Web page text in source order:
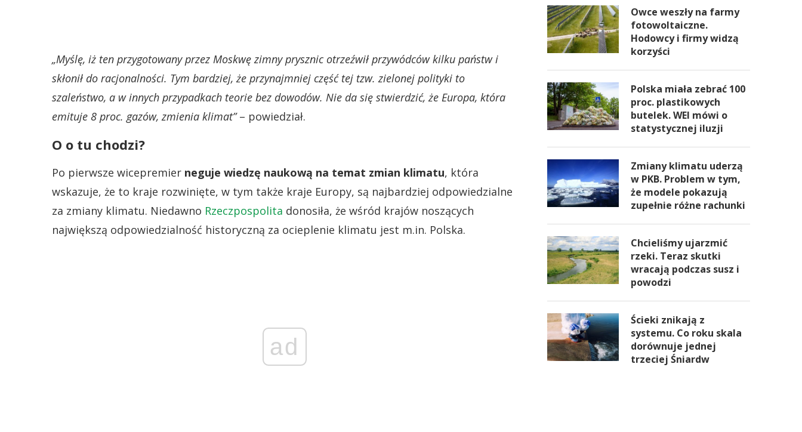
„Myślę, iż ten przygotowany przez Moskwę zimny prysznic otrzeźwił przywódców kilku państw i
skłonił do racjonalności. Tym bardziej, że przynajmniej część tej tzw. zielonej polityki to
szaleństwo, a w innych przypadkach teorie bez dowodów. Nie da się stwierdzić, że Europa, która
emituje 8 proc. gazów, zmienia klimat”– powiedział.
O o tu chodzi?
Po pierwsze wicepremier neguje wiedzę naukową na temat zmian klimatu, która
wskazuje, że to kraje rozwinięte, w tym także kraje Europy, są najbardziej odpowiedzialne
za zmiany klimatu. Niedawno Rzeczpospolita donosiła, że wśród krajów noszących
największą odpowiedzialność historyczną za ocieplenie klimatu jest m.in. Polska.
ad
Owce weszły na farmy
fotowoltaiczne.
Hodowcy i firmy widzą
korzyści
Polska miała zebrać 100
proc. plastikowych
butelek. WEI mówi o
statystycznej iluzji
Zmiany klimatu uderzą
w PKB. Problem w tym,
że modele pokazują
zupełnie różne rachunki
Chcieliśmy ujarzmić
rzeki. Teraz skutki
wracają podczas susz i
powodzi
Ścieki znikają z
systemu. Co roku skala
dorównuje jednej
trzeciej Śniardw